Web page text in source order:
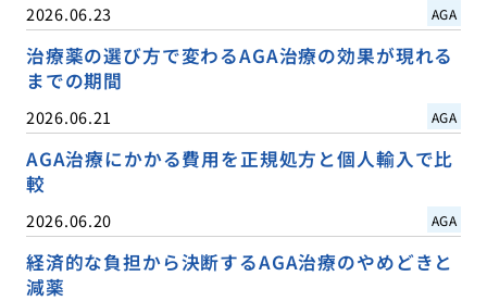
2026.06.23 AGA
治療薬の選び方で変わるAGA治療の効果が現れる
までの期間
2026.06.21 AGA
AGA治療にかかる費用を正規処方と個人輸入で比
較
2026.06.20 AGA
経済的な負担から決断するAGA治療のやめどきと
減薬